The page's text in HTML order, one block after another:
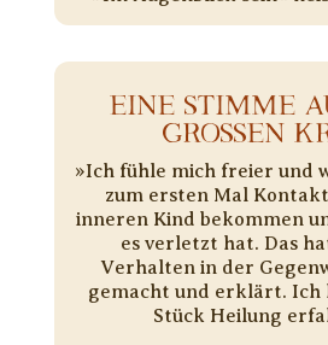
EINE STIMME
GROSSEN
»Ich fühle mich freier und
zum ersten Mal
inneren Kind bekommen
es verletzt hat. Das
Verhalten in der
gemacht und erklärt. Ich
Stück Heilung